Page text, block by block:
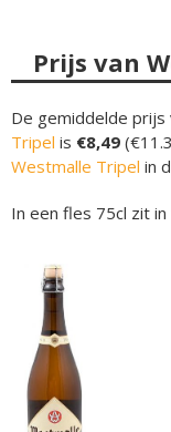
Prijs van
De gemiddelde prijs
Tripel is €8,49
Westmalle Tripel in
In een fles 75cl zit